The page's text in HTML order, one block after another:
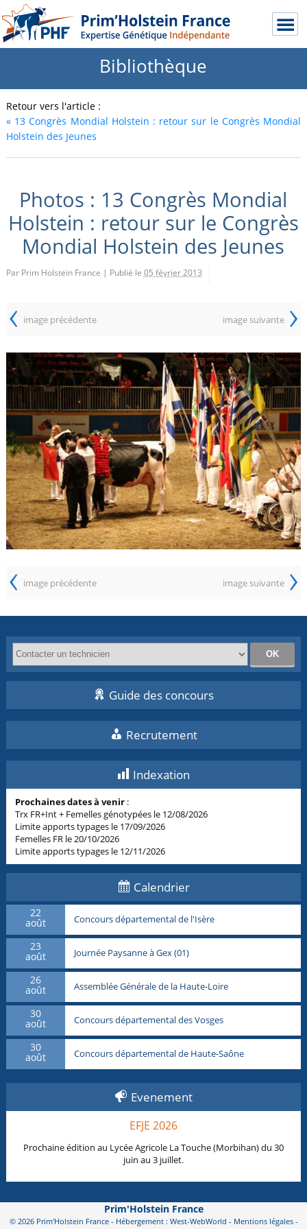
Bibliothèque
Retour vers l'article :
«13 Congrès Mondial Holstein : retour sur le Congrès Mondial
Holstein des Jeunes
Photos : 13 Congrès Mondial
Holstein : retour sur le Congrès
Mondial Holstein des Jeunes
Par Prim Holstein France | Publié le 05 février 2013
‹ image précédente image suivante ›
‹ image précédente image suivante ›
Guide des concours
Recrutement
Indexation
Prochaines dates à venir :
Trx FR+Int + Femelles génotypées le 12/08/2026
Limite apports typages le 17/09/2026
Femelles FR le 20/10/2026
Limite apports typages le 12/11/2026
Calendrier
22
août Concours départemental de l'Isère
23
août Journée Paysanne à Gex (01)
26
août Assemblée Générale de la Haute-Loire
30
août Concours départemental des Vosges
30
août Concours départemental de Haute-Saône
Evenement
EFJE 2026
Prochaine édition au Lycée Agricole La Touche (Morbihan) du 30
juin au 3 juillet.
Prim'Holstein France
© 2026 Prim'Holstein France - Hébergement : West-WebWorld - Mentions légales-